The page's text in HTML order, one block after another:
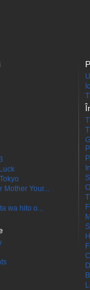
Mother Your...
wa hito o...